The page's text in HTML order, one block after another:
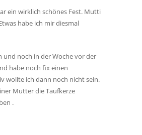
ein wirklich schönes Fest. Mutti
habe ich mir diesmal
und noch in der Woche vor der
habe noch fix einen
wollte ich dann noch nicht sein.
Mutter die Taufkerze
.